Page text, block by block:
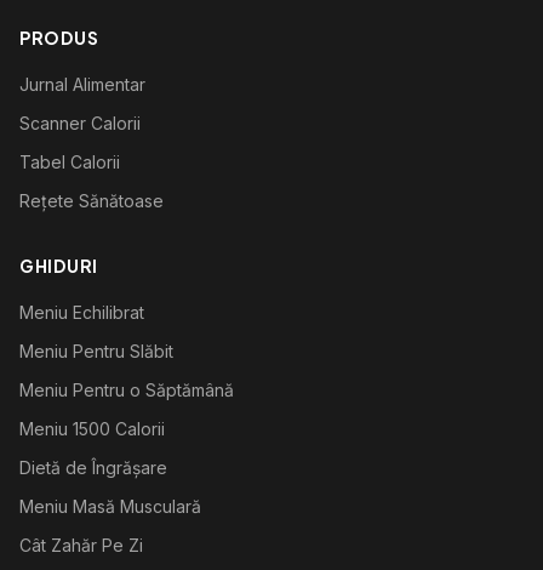
PRODUS
Jurnal Alimentar
Scanner Calorii
Tabel Calorii
Rețete Sănătoase
GHIDURI
Meniu Echilibrat
Meniu Pentru Slăbit
Meniu Pentru o Săptămână
Meniu 1500 Calorii
Dietă de Îngrășare
Meniu Masă Musculară
Cât Zahăr Pe Zi